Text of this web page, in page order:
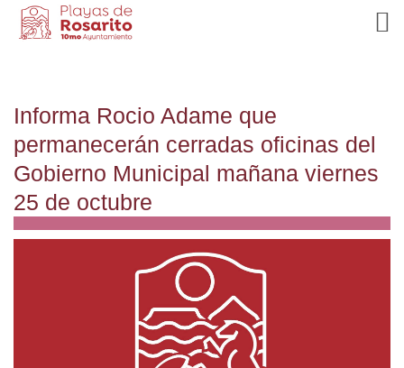
Informa Rocio Adame que
permanecerán cerradas oficinas del
Gobierno Municipal mañana viernes
25 de octubre